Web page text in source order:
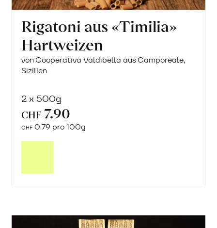
Rigatoni aus «Timilia»
Hartweizen
von Cooperativa Valdibella aus Camporeale,
Sizilien
2 x 500g
CHF 7.90
CHF 0.79 pro 100g